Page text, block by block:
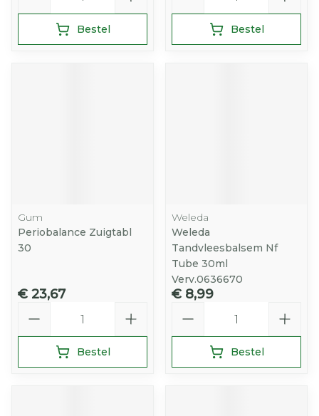
Bestel Bestel
Gum
Periobalance Zuigtabl
30
€ 23,67
Bestel
Weleda
Weleda
Tandvleesbalsem Nf
Tube 30ml
Verv.0636670
€ 8,99
Bestel